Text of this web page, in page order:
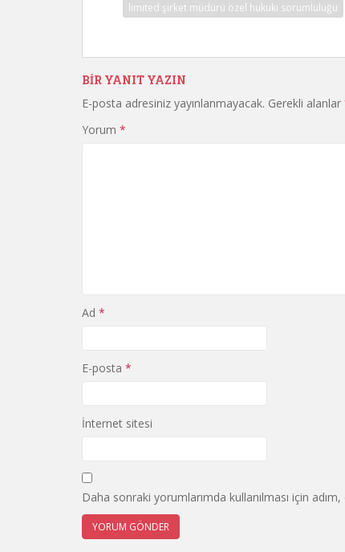
limited şirket müdürü özel hukuki sorumluluğu
BIR YANIT YAZIN
E-posta adresiniz yayınlanmayacak. Gerekli alanlar
Yorum *
Ad *
E-posta *
İnternet sitesi
Daha sonraki yorumlarımda kullanılması için